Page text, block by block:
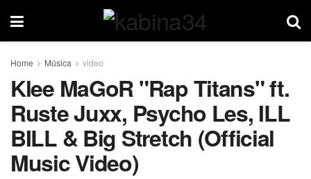
Home Música video
Klee MaGoR "Rap Titans" ft.
Ruste Juxx, Psycho Les, ILL
BILL & Big Stretch (Official
Music Video)